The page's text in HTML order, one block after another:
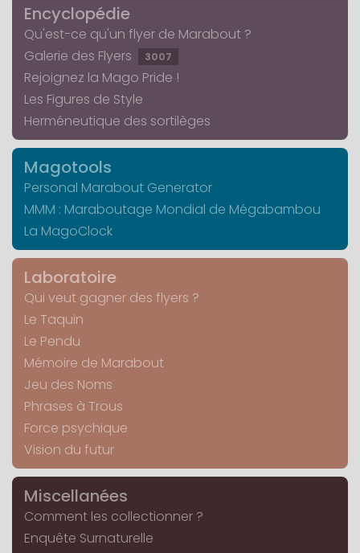
Encyclopédie
Qu'est-ce qu'un flyer de Marabout ?
Galerie des Flyers
3007
Rejoignez la Mago Pride !
Les Figures de Style
Herméneutique des sortilèges
Magotools
Personal Marabout Generator
MMM : Maraboutage Mondial de Mégabambou
La MagoClock
Laboratoire
Qui veut gagner des flyers ?
Le Taquin
Le Pendu
Mémoire de Marabout
Jeu des Noms
Phrases à Trous
Force psychique
Vision du futur
Miscellanées
Comment les collectionner ?
Enquête Surnaturelle